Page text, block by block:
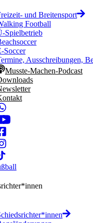
und Breitensport
Football
Spielbetrieb
Soccer
Ausschreibungen,
Musste-Machen-Podcast